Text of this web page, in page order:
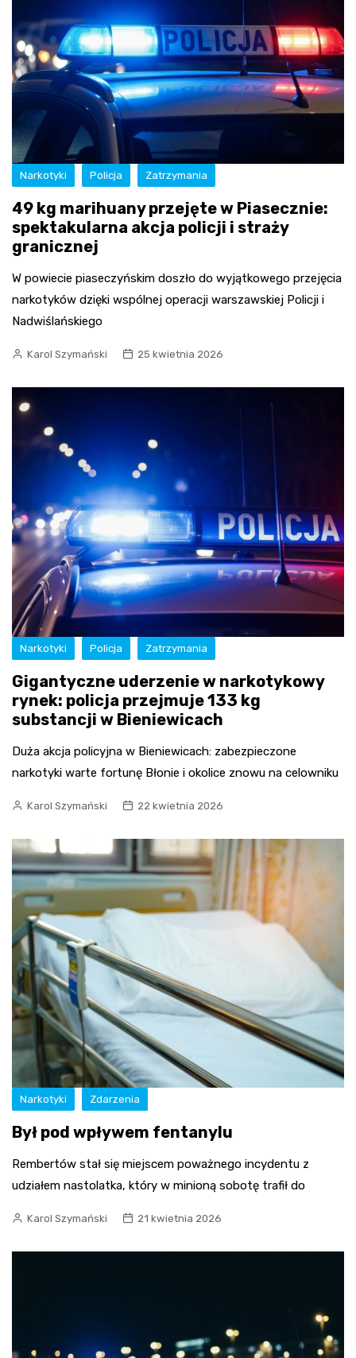
Narkotyki Policja Zatrzymania
49 kg marihuany przejęte w Piasecznie:
spektakularna akcja policji i straży
granicznej
W powiecie piaseczyńskim doszło do wyjątkowego przejęcia
narkotyków dzięki wspólnej operacji warszawskiej Policji i
Nadwiślańskiego
Karol Szymański 25 kwietnia 2026
Narkotyki Policja Zatrzymania
Gigantyczne uderzenie w narkotykowy
rynek: policja przejmuje 133 kg
substancji w Bieniewicach
Duża akcja policyjna w Bieniewicach: zabezpieczone
narkotyki warte fortunę Błonie i okolice znowu na celowniku
Karol Szymański 22 kwietnia 2026
Narkotyki Zdarzenia
Był pod wpływem fentanylu
Rembertów stał się miejscem poważnego incydentu z
udziałem nastolatka, który w minioną sobotę trafił do
Karol Szymański 21 kwietnia 2026